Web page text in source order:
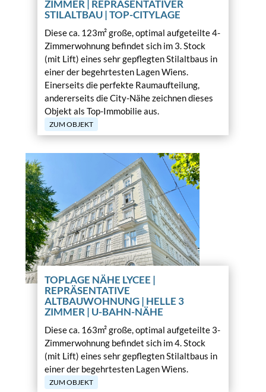
ZIMMER | REPRÄSENTATIVER
STILALTBAU | TOP-CITYLAGE
Diese ca. 123m² große, optimal aufgeteilte 4-
Zimmerwohnung befindet sich im 3. Stock
(mit Lift) eines sehr gepflegten Stilaltbaus in
einer der begehrtesten Lagen Wiens.
Einerseits die perfekte Raumaufteilung,
andererseits die City-Nähe zeichnen dieses
Objekt als Top-Immobilie aus.
ZUM OBJEKT
TOPLAGE NÄHE LYCEE |
REPRÄSENTATIVE
ALTBAUWOHNUNG | HELLE 3
ZIMMER | U-BAHN-NÄHE
Diese ca. 163m² große, optimal aufgeteilte 3-
Zimmerwohnung befindet sich im 4. Stock
(mit Lift) eines sehr gepflegten Stilaltbaus in
einer der begehrtesten Lagen Wiens.
ZUM OBJEKT